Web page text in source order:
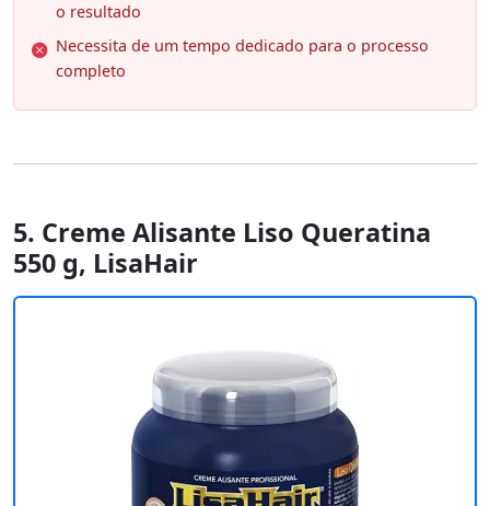
o resultado
Necessita de um tempo dedicado para o processo
completo
5. Creme Alisante Liso Queratina
550 g, LisaHair